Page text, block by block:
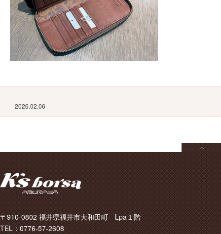
2026.02.06
〒910-0802 福井県福井市大和田町 Lpa１階
TEL：0776-57-2608